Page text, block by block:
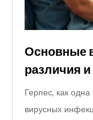
Основные
различия
Герпес, как
вирусных